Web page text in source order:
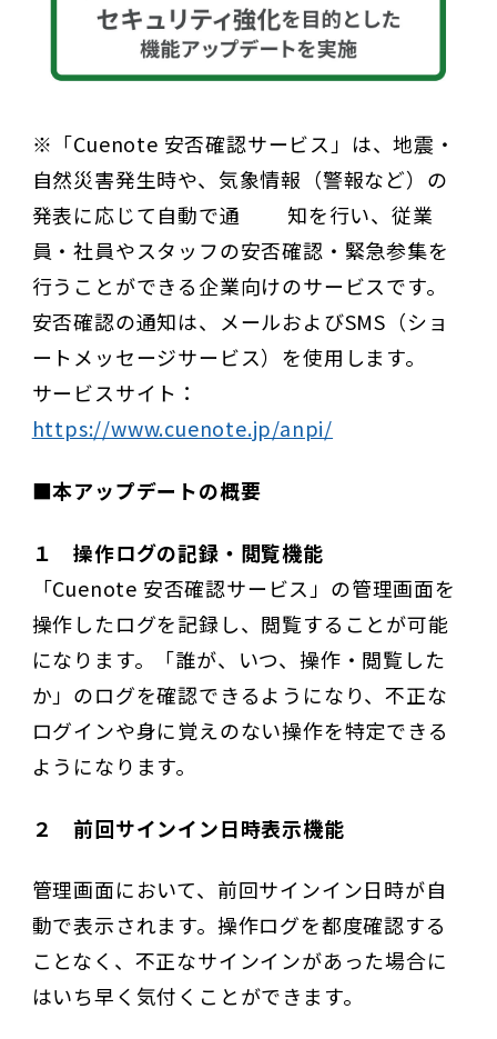
※「Cuenote 安否確認サービス」は、地震・
自然災害発生時や、気象情報（警報など）の
発表に応じて自動で通 知を行い、従業
員・社員やスタッフの安否確認・緊急参集を
行うことができる企業向けのサービスです。
安否確認の通知は、メールおよびSMS（ショ
ートメッセージサービス）を使用します。
サービスサイト：
https://www.cuenote.jp/anpi/
■本アップデートの概要
１ 操作ログの記録・閲覧機能
「Cuenote 安否確認サービス」の管理画面を
操作したログを記録し、閲覧することが可能
になります。「誰が、いつ、操作・閲覧した
か」のログを確認できるようになり、不正な
ログインや身に覚えのない操作を特定できる
ようになります。
２ 前回サインイン日時表示機能
管理画面において、前回サインイン日時が自
動で表示されます。操作ログを都度確認する
ことなく、不正なサインインがあった場合に
はいち早く気付くことができます。